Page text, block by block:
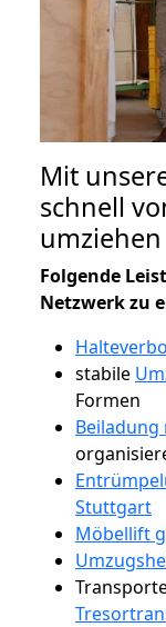
Mit
schnell
umziehen
Folgende
Netzwerk zu
stabile
Formen
Beiladung
Stuttgart
Möbellift